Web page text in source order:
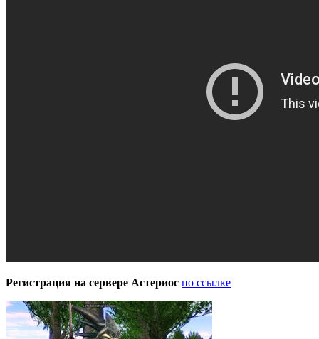
Регистрация на сервере Астериос по ссылке